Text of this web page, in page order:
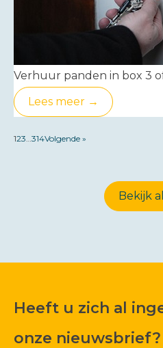
Verhuur panden in box 3
Lees meer →
123 314Volgende »
Bekijk
Heeft u zich al
onze nieuwsbrief?